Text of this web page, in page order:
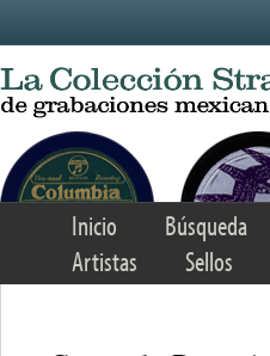
Inicio Búsqueda
Artistas
Sellos